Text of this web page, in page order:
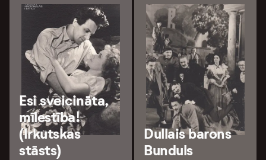
Esi sveicināta,
mīlestība!
(Irkutskas
stāsts)
Dullais barons
Bunduls